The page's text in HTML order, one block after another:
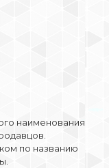
наименования
по названию